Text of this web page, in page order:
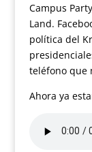
Campus
Land.
política del
teléfono que
Ahora ya